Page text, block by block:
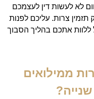
לא לעשות דין לעצמכם
צרות. עליכם לפנות
ללוות אתכם בהליך הסבוך
ממילואים